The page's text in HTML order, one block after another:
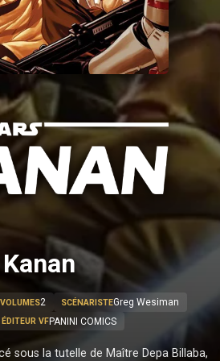
VOLUMES2 SCÉNARISTEGreg Wesiman
ÉDITEUR VFPANINI COMICS
sous la tutelle de Maître Depa Billaba,